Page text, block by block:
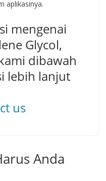
aplikasinya.
mengenai
Glycol,
dibawah
lebih lanjut
Anda